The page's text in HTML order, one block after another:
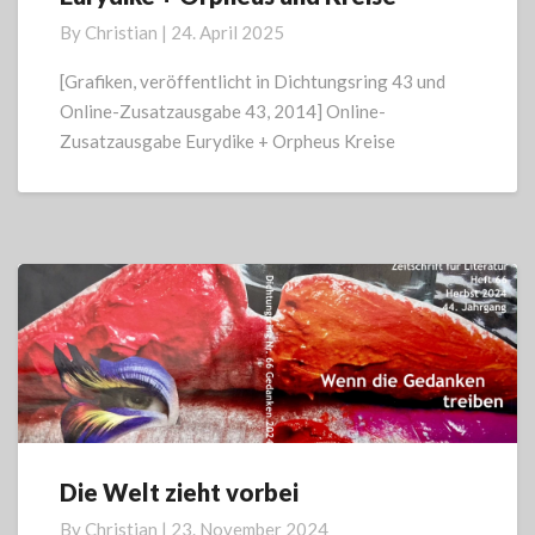
Orpheus
und
Kreise
By Christian | 24. April 2025
[Grafiken, veröffentlicht in Dichtungsring 43 und
Online-Zusatzausgabe 43, 2014] Online-
Zusatzausgabe Eurydike + Orpheus Kreise
Die
Die Welt zieht vorbei
By Christian | 23. November 2024